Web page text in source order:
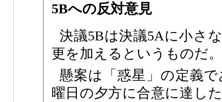
5Bへの反対意見
決議5Bは決議5Aに小さ
更を加えるというものだ。
懸案は「惑星」の定義
曜日の夕方に合意に達し